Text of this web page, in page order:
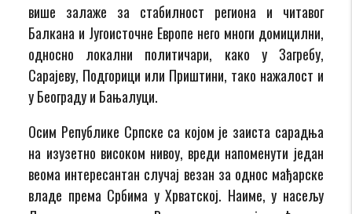
више залаже за стабилност региона и читавог
Балкана и Југоисточне Европе него многи домицилни,
односно локални политичари, како у Загребу,
Сарајеву, Подгорици или Приштини, тако нажалост и
у Београду и Бањалуци.
Осим Републике Српске са којом је заиста сарадња
на изузетно високом нивоу, вреди напоменути један
веома интересантан случај везан за однос мађарске
владе према Србима у Хрватској. Наиме, у насељу